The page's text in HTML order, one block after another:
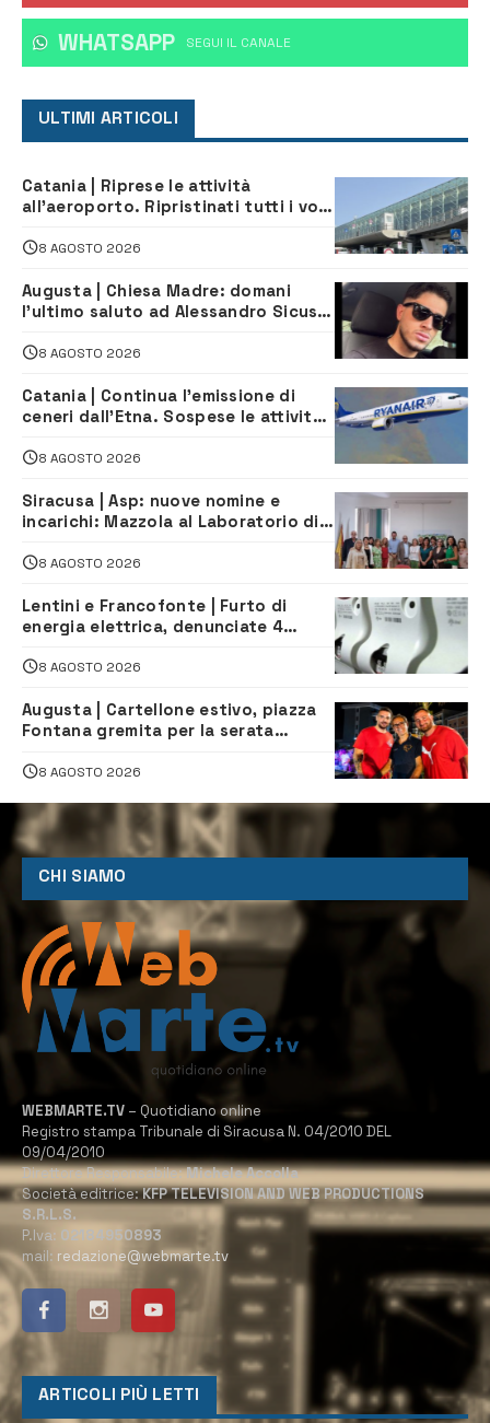
WHATSAPP ‎SEGUI IL CANALE
ULTIMI ARTICOLI
Catania | Riprese le attività
all’aeroporto. Ripristinati tutti i voli
8 AGOSTO 2026
Augusta | Chiesa Madre: domani
l’ultimo saluto ad Alessandro Sicuso,
8 AGOSTO 2026
Catania | Continua l’emissione di
ceneri dall’Etna. Sospese le attività
8 AGOSTO 2026
Siracusa | Asp: nuove nomine e
incarichi: Mazzola al Laboratorio di
Servizio Legale
8 AGOSTO 2026
Lentini e Francofonte | Furto di
energia elettrica, denunciate 4
8 AGOSTO 2026
Augusta | Cartellone estivo, piazza
Fontana gremita per la serata
8 AGOSTO 2026
CHI SIAMO
WEBMARTE.TV – Quotidiano online
Registro stampa Tribunale di Siracusa N. 04/2010 DEL
09/04/2010
Direttore Responsabile:Michele Accolla
Società editrice:KFP TELEVISION AND WEB PRODUCTIONS
S.R.L.S.
P.Iva: 02184950893
mail: redazione@webmarte.tv
ARTICOLI PIÙ LETTI